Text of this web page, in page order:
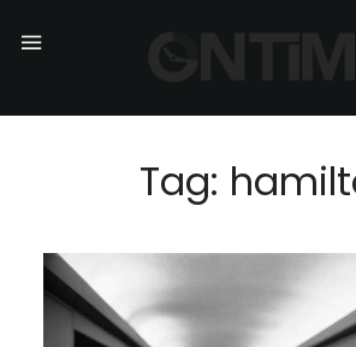
Tag: